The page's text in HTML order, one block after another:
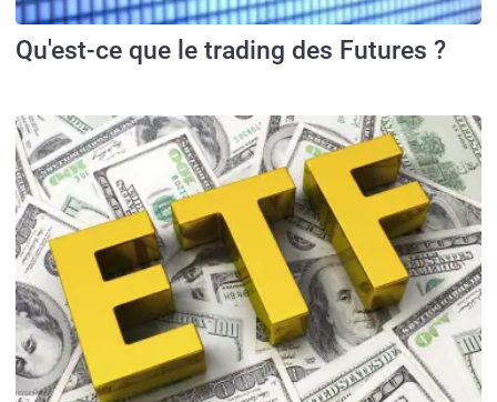
Qu'est-ce que le trading des Futures ?